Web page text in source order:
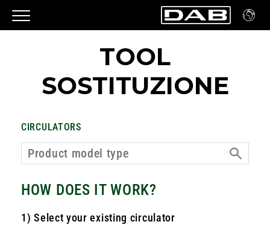
TOOL
SOSTITUZIONE